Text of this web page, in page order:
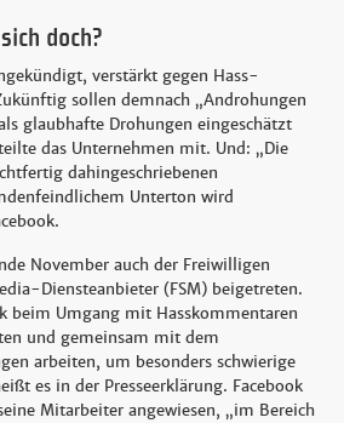
doch?
verstärkt gegen Hass-
sollen demnach „Androhungen
glaubhafte Drohungen eingeschätzt
das Unternehmen mit. Und: „Die
dahingeschriebenen
Unterton wird
November auch der Freiwilligen
Diensteanbieter (FSM) beigetreten.
beim Umgang mit Hasskommentaren
und gemeinsam mit dem
arbeiten, um besonders schwierige
es in der Presseerklärung. Facebook
Mitarbeiter angewiesen, „im Bereich